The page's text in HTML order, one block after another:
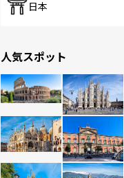
日本
人気スポット